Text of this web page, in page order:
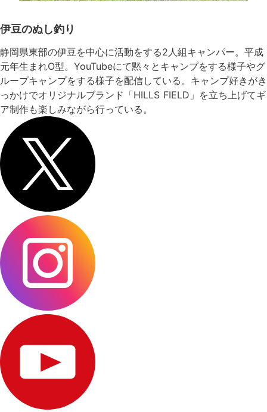
伊豆のぬし釣り
静岡県東部の伊豆を中心に活動をする2人組キャンパー。平成
元年生まれO型。YouTubeにて黙々とキャンプをする様子やグ
ループキャンプをする様子を配信している。キャンプ好きがき
っかけでオリジナルブランド「HILLS FIELD」を立ち上げてギ
ア制作も楽しみながら行っている。